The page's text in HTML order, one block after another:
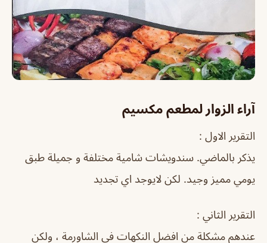
آراء الزوار لمطعم مكسيم
التقرير الاول :
يذكر بالماضي. سندويشات شامية مختلفة و جميلة طبق
يومي مميز وجيد. لكن لايوجد اي تجديد
التقرير الثاني :
عندهم مشكلة من افضل النكهات في الشاورمة ، ولكن